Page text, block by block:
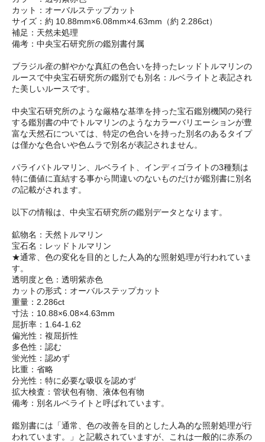
カット：オーバルステップカット
サイズ：約 10.88mm×6.08mm×4.63mm（約 2.286ct）
補足：天然未処理
備考：中央宝石研究所の鑑別書付属
ブラジル産の鮮やかな真紅の色合いを持ったレッドトルマリンの
ルースで中央宝石研究所の鑑別でも別名：ルベライトと表記され
た美しいルースです。
中央宝石研究所のような厳格な基準を持った宝石鑑別機関の発行
する鑑別書の中でトルマリンのようなカラーバリエーションが豊
富な天然石については、特定の色合いを持った別名のあるタイプ
は僅かな色合いや色ムラで別名が表記されません。
パライバトルマリン、ルベライト、インディゴライトの3種類は
特に価値に直結する事から間違いのないものだけが鑑別書に別名
の記載がされます。
以下の情報は、中央宝石研究所の鑑別データとなります。
鉱物名：天然トルマリン
宝石名：レッドトルマリン
★通常、色の変化を目的とした人為的な照射処理が行われていま
す。
透明度と色：透明紫赤色
カットの形式：オーバルステップカット
重量：2.286ct
寸法：10.88×6.08×4.63mm
屈折率：1.64-1.62
偏光性：複屈折性
多色性：認む
蛍光性：認めず
比重：省略
分光性：特に必要な吸収を認めず
拡大検査：管状包有物、液体包有物
備考：別名ルベライトと呼ばれています。
鑑別書には「通常、色の改善を目的とした人為的な照射処理が行
われています。」と記載されていますが、これは一般的に赤系の